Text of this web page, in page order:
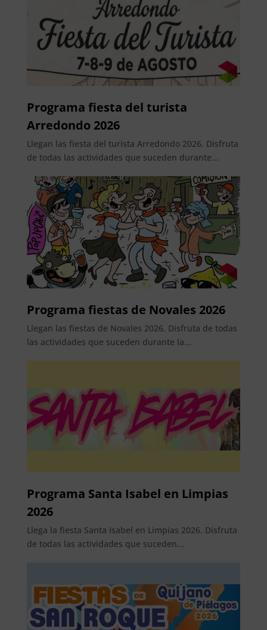
Programa fiesta del turista
Arredondo 2026
Llegan las fiesta del turista Arredondo 2026. Disfruta
de todas las actividades que suceden durante...
Programa fiestas de Novales 2026
Llegan las fiestas de Novales 2026. Disfruta de todas
las actividades que suceden durante la...
Programa Santa Isabel en Limpias
2026
Llega la fiesta Santa Isabel en Limpias 2026. Disfruta
de todas las actividades que suceden...